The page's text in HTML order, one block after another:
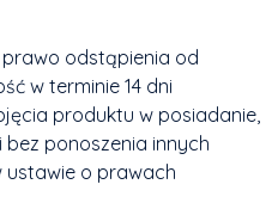
prawo odstąpienia od
w terminie 14 dni
produktu w posiadanie,
ponoszenia innych
ustawie o prawach